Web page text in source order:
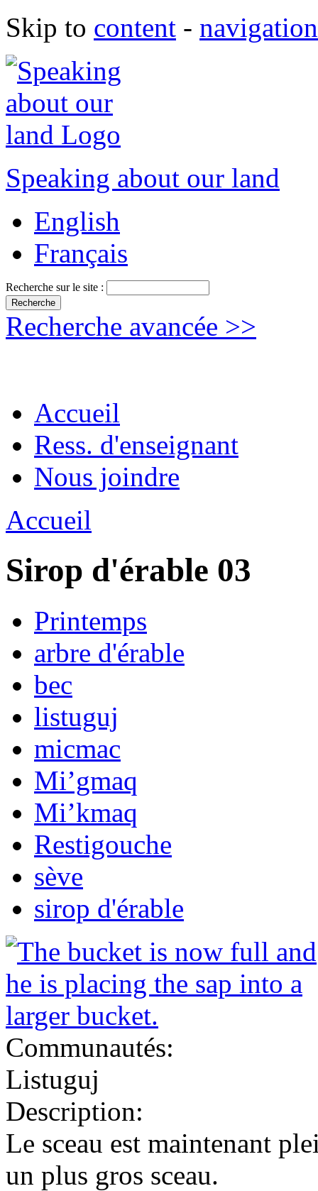
Skip to content - navigation
Speaking about our land
English
Français
Recherche sur le site :
Recherche avancée >>
Accueil
Ress. d'enseignant
Nous joindre
Accueil
Sirop d'érable 03
Printemps
arbre d'érable
bec
listuguj
micmac
Mi’gmaq
Mi’kmaq
Restigouche
sève
sirop d'érable
Communautés:
Listuguj
Description:
Le sceau est maintenant
un plus gros sceau.